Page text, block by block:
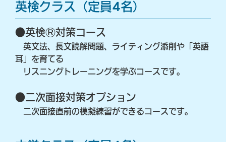
英検クラス（定員4名）
●英検Ⓡ対策コース
英⽂法、⻑⽂読解問題、ライティング添削や「英語
⽿」を育てる
リスニングトレーニングを学ぶコースです。
●⼆次⾯接対策オプション
⼆次⾯接直前の模擬練習ができるコースです。